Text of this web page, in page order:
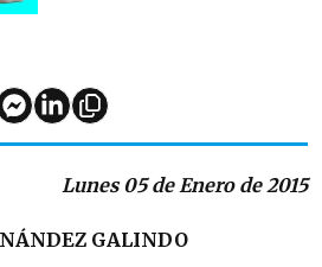
Lunes 05 de Enero de 2015
GALINDO